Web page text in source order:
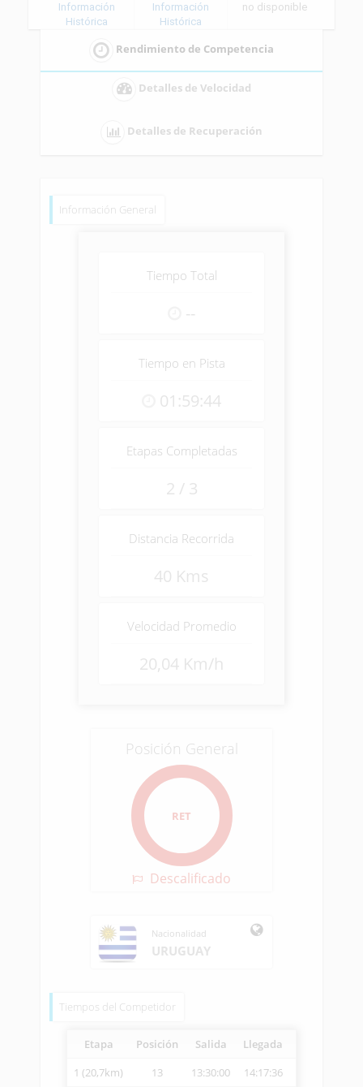
Información
Histórica
Información
Histórica
no disponible
Rendimiento de Competencia
Detalles de Velocidad
Detalles de Recuperación
Información General
Tiempo Total
--
Tiempo en Pista
01:59:44
Etapas Completadas
2 / 3
Distancia Recorrida
40 Kms
Velocidad Promedio
20,04 Km/h
Posición General
RET
Descalificado
Nacionalidad
URUGUAY
Tiempos del Competidor
Etapa Posición Salida Llegada
1 (20,7km)
13 13:30:00 14:17:36